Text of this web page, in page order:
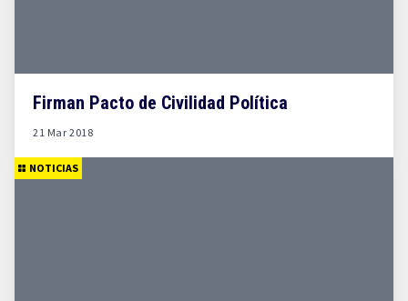
Firman Pacto de Civilidad Política
21 Mar 2018
NOTICIAS